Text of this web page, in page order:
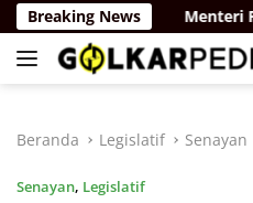
Langsung
ke
konten
Breaking News
2029 Menteri P2MI
Beranda Legislatif Senayan
Senayan, Legislatif